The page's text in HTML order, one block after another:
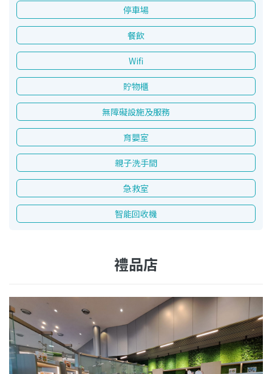
停車場
餐飲
Wifi
貯物櫃
無障礙設施及服務
育嬰室
親子洗手間
急救室
智能回收機
禮品店